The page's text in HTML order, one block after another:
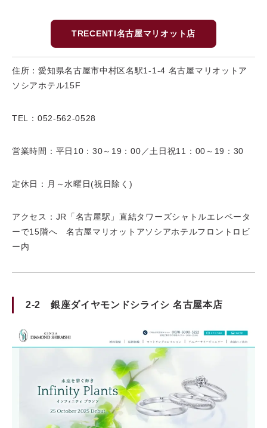
TRECENTI名古屋マリオット店
住所：愛知県名古屋市中村区名駅1-1-4 名古屋マリオットア
ソシアホテル15F
TEL：052-562-0528
営業時間：平日10：30～19：00／土日祝11：00～19：30
定休日：月～水曜日(祝日除く)
アクセス：JR「名古屋駅」直結タワーズシャトルエレベータ
ーで15階へ 名古屋マリオットアソシアホテルフロントロビ
ー内
2-2 銀座ダイヤモンドシライシ 名古屋本店